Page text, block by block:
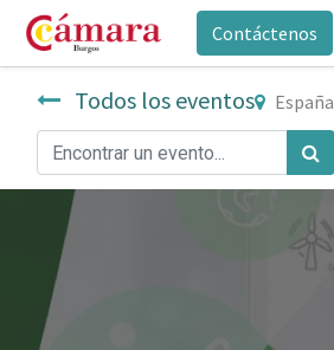
Contáctenos
Todos los eventos España